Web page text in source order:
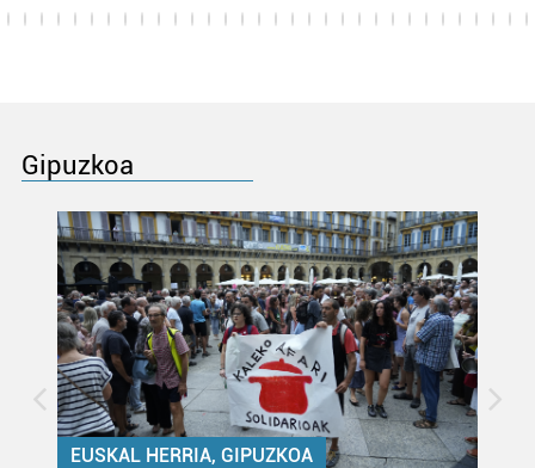
Gipuzkoa
EUSKAL HERRIA, GIPUZKOA